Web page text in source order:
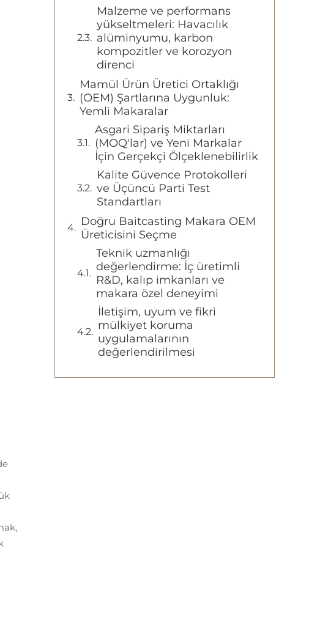
Malzeme ve performans
yükseltmeleri: Havacılık
alüminyumu, karbon
kompozitler ve korozyon
direnci
Mamül Ürün Üretici Ortaklığı
(OEM) Şartlarına Uygunluk:
Yemli Makaralar
Asgari Sipariş Miktarları
(MOQ'lar) ve Yeni Markalar
İçin Gerçekçi Ölçeklenebilirlik
Kalite Güvence Protokolleri
ve Üçüncü Parti Test
Standartları
Doğru Baitcasting Makara OEM
Üreticisini Seçme
Teknik uzmanlığı
değerlendirme: İç üretimli
R&D, kalıp imkanları ve
makara özel deneyimi
İletişim, uyum ve fikri
mülkiyet koruma
uygulamalarının
değerlendirilmesi